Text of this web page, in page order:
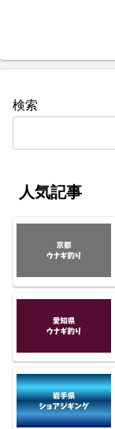
検索
人気記事